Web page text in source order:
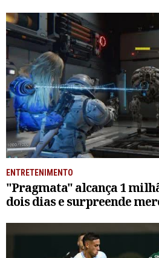
ENTRETENIMENTO
"Pragmata" alcança 1
dois dias e surpreende